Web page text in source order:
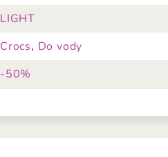
LIGHT
Crocs, Do vody
-50%